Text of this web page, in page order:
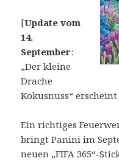
[Update vom
14.
September:
„Der kleine
Drache
Kokusnuss“
Ein richtiges
bringt Panini im
neuen „FIFA 365“-